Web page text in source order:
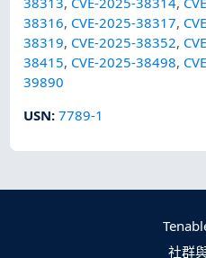
38316, CVE-2025-38317,
38319, CVE-2025-38352,
38415, CVE-2025-38498,
39890
USN:7789-1
社群